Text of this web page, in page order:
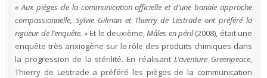
« Aux pièges de la communication officielle et d’une banale approche
compassionnelle, Sylvie Gilman et Thierry de Lestrade ont préféré la
rigueur de l’enquête. »Et le deuxième,Mâles en péril(2008), était une
enquête très anxiogène sur le rôle des produits chimiques dans
la progression de la stérilité. En réalisantL’aventure Greenpeace,
Thierry de Lestrade a préféré les pièges de la communication